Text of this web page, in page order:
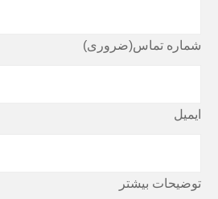
شماره تماس(ضروری)
ایمیل
توضیحات بیشتر